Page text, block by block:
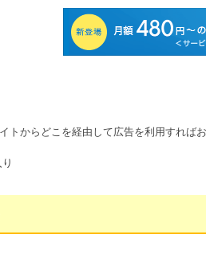
トからどこを経由して広告を利用すれば